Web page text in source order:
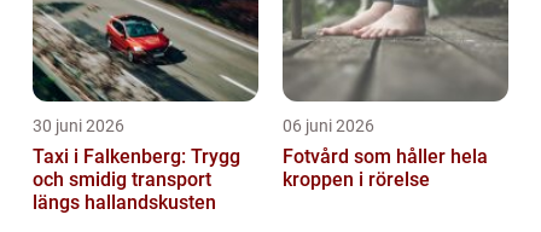
30 juni 2026
Taxi i Falkenberg: Trygg
och smidig transport
längs hallandskusten
06 juni 2026
Fotvård som håller hela
kroppen i rörelse